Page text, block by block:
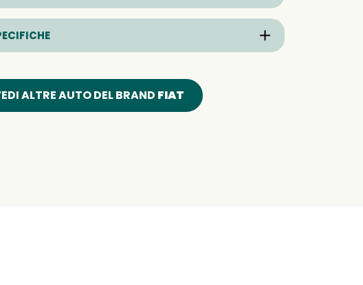
ALTRE AUTO DEL BRAND FIAT